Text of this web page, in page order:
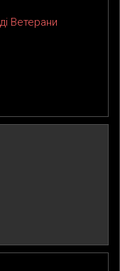
Ветерани